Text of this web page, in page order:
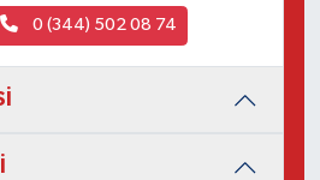
0 (344) 502 08 74